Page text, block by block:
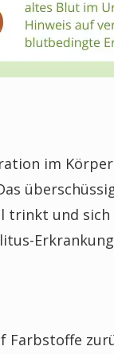
im
trinkt und
Farbstoffe